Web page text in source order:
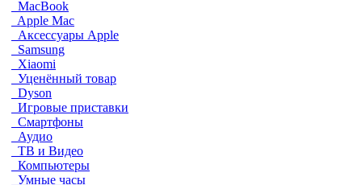
MacBook
Apple Mac
Аксессуары Apple
Samsung
Xiaomi
Уценённый товар
Dyson
Игровые приставки
Смартфоны
Аудио
ТВ и Видео
Компьютеры
Умные часы